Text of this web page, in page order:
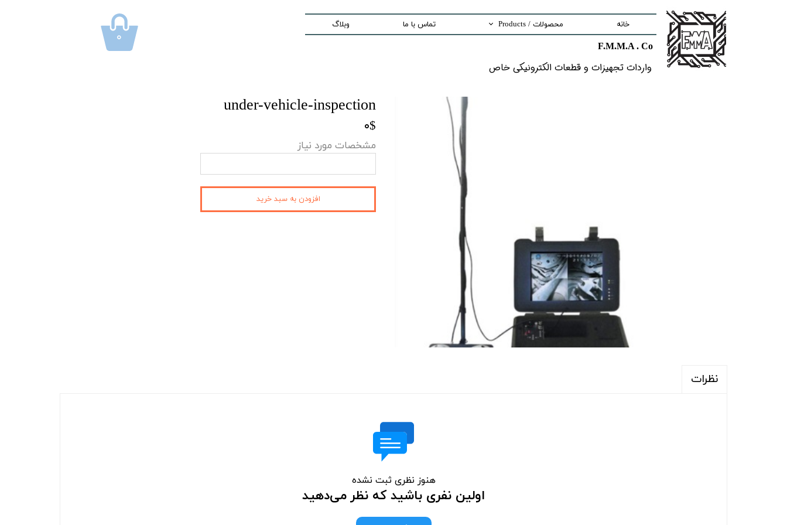
خانه محصولات / Products
Measurement Equipment
Security And Inspection Solutions
Production and Assemble -PCB Electronic Boards
تماس با ما وبلاگ
F.M.M.A . Co
واردات تجهیزات و قطعات الکترونیکى خاص​​​​​​​
۰
under-vehicle-inspection
۰$
مشخصات مورد نیاز
افزودن به سبد خرید
نظرات
هنوز نظری ثبت نشده
اولین نفری باشید که نظر می‌دهید